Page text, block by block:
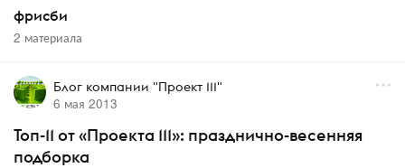
фрисби
2 материала
Блог компании "Проект 111"
6 мая 2013
Топ-11 от «Проекта 111»: празднично-весенняя
подборка